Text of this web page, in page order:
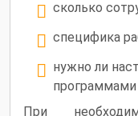
сколько
специфика
нужно ли
программами
При